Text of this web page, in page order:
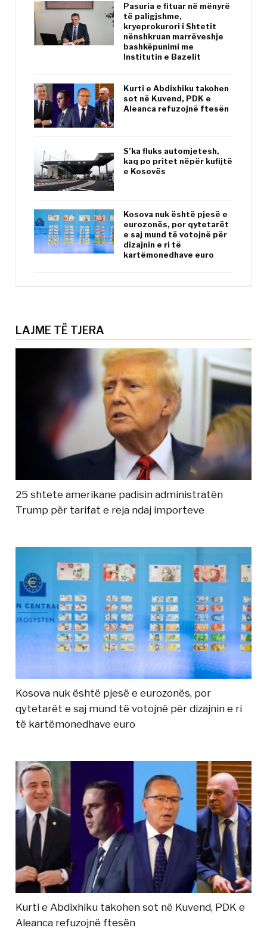
Pasuria e fituar në mënyrë
të paligjshme,
kryeprokurori i Shtetit
nënshkruan marrëveshje
bashkëpunimi me
Institutin e Bazelit
Kurti e Abdixhiku takohen
sot në Kuvend, PDK e
Aleanca refuzojnë ftesën
S’ka fluks automjetesh,
kaq po pritet nëpër kufijtë
e Kosovës
Kosova nuk është pjesë e
eurozonës, por qytetarët
e saj mund të votojnë për
dizajnin e ri të
kartëmonedhave euro
LAJME TË TJERA
25 shtete amerikane padisin administratën
Trump për tarifat e reja ndaj importeve
Kosova nuk është pjesë e eurozonës, por
qytetarët e saj mund të votojnë për dizajnin e ri
të kartëmonedhave euro
Kurti e Abdixhiku takohen sot në Kuvend, PDK e
Aleanca refuzojnë ftesën